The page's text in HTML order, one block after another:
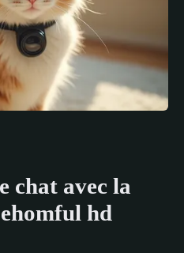
chat avec la
hd